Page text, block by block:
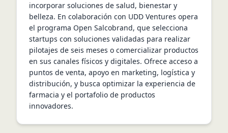
incorporar soluciones de salud, bienestar y
belleza. En colaboración con UDD Ventures opera
el programa Open Salcobrand, que selecciona
startups con soluciones validadas para realizar
pilotajes de seis meses o comercializar productos
en sus canales físicos y digitales. Ofrece acceso a
puntos de venta, apoyo en marketing, logística y
distribución, y busca optimizar la experiencia de
farmacia y el portafolio de productos
innovadores.